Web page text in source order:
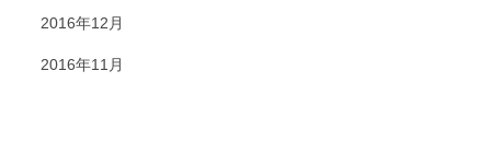
2016年12月
2016年11月